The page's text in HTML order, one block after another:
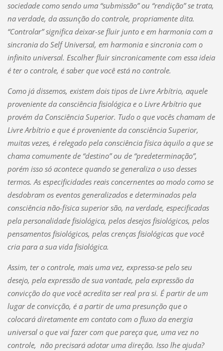
sociedade como sendo uma “submissão” ou “rendição” se trata,
na verdade, da assunção do controle, propriamente dita.
“Controlar” significa deixar-se fluir junto e em harmonia com a
sincronia do Self Universal, em harmonia e sincronia com o
infinito universal. Escolher fluir sincronicamente com essa ideia
é ter o controle, é saber que você está no controle.
Como já dissemos, existem dois tipos de Livre Arbítrio, aquele
proveniente da consciência fisiológica e o Livre Arbítrio que
provém da Consciência Superior. Tudo o que vocês chamam de
Livre Arbítrio e que é proveniente da consciência Superior,
muitas vezes, é relegado pela consciência física àquilo a que se
chama comumente de “destino” ou de “predeterminação”,
porém isso só acontece quando se generaliza o uso desses
termos. As especificidades reais concernentes ao modo como se
desdobram os eventos generalizados e determinados pela
consciência não-física superior são, na verdade, especificadas
pela personalidade fisiológica, pelos desejos fisiológicos, pelos
pensamentos fisiológicos, pelas crenças fisiológicas que você
cria para a sua vida fisiológica.
Assim, ter o controle, mais uma vez, expressa-se pelo seu
desejo, pela expressão de sua vontade, pela expressão da
convicção do que você acredita ser real pra si. É partir de um
lugar de convicção, é a partir de uma presunção que o
colocará diretamente em contato com o fluxo da energia
universal o que vai fazer com que pareça que, uma vez no
controle, não precisará adotar uma direção. Isso lhe ajuda?